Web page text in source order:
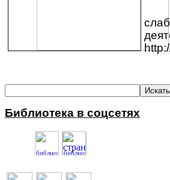
http
Библиотека в соцсетях